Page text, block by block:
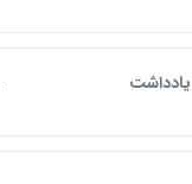
يادداشت